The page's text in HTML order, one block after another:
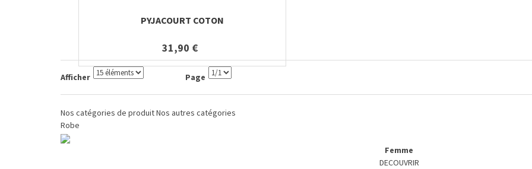
PYJACOURT COTON
31,90 €
Afficher Page
Nos catégories de produitNos autres catégories
Robe
Femme
DECOUVRIR